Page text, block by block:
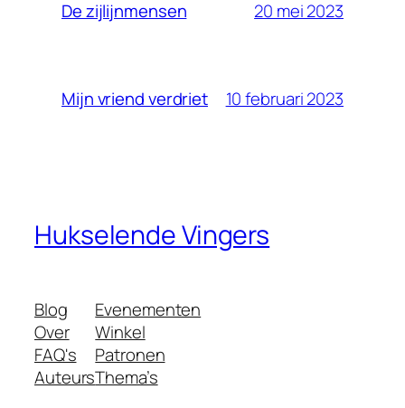
De zijlijnmensen 20 mei 2023
Mijn vriend verdriet 10 februari 2023
Hukselende Vingers
Blog
Over
FAQ's
Auteurs
Evenementen
Winkel
Patronen
Thema’s